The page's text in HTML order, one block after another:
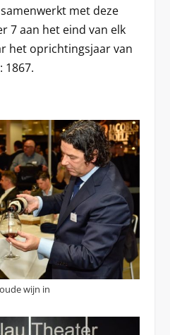
met deze
7 aan het eind van elk
het oprichtingsjaar van
1867.
wijn in